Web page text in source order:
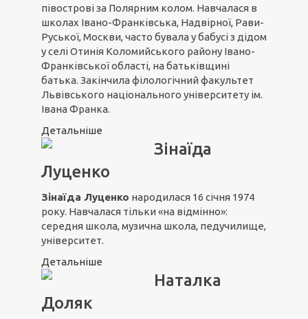
півострові за Полярним колом. Навчалася в
школах Івано-Франківська, Надвірної, Рави-
Руської, Москви, часто бувала у бабусі з дідом
у селі Отинія Коломийського району Івано-
Франківської області, на батьківщині
батька. Закінчила філологічний факультет
Львівського національного університету ім.
Івана Франка.
Детальніше
Зінаїда
Луценко
Зінаїда Луценко народилася 16 січня 1974
року. Навчалася тільки «на відмінно»:
середня школа, музична школа, педучилище,
університет.
Детальніше
Наталка
Доляк